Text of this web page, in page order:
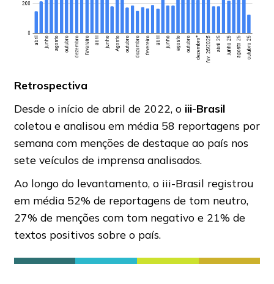
Retrospectiva
Desde o início de abril de 2022, oiii-Brasil
coletou e analisou em média 58 reportagens por
semana com menções de destaque ao país nos
sete veículos de imprensa analisados.
Ao longo do levantamento, o iii-Brasil registrou
em média 52% de reportagens de tom neutro,
27% de menções com tom negativo e 21% de
textos positivos sobre o país.